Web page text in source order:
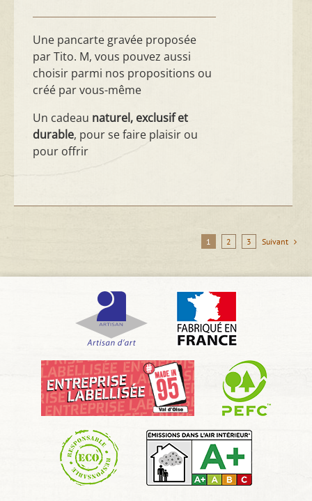
Une pancarte gravée proposée
par Tito. M, vous pouvez aussi
choisir parmi nos propositions ou
créé par vous-même
Un cadeau naturel, exclusif et
durable, pour se faire plaisir ou
pour offrir
1 2 3 Suivant